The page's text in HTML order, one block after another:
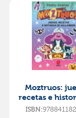
Moztruos:
recetas e
ISBN: